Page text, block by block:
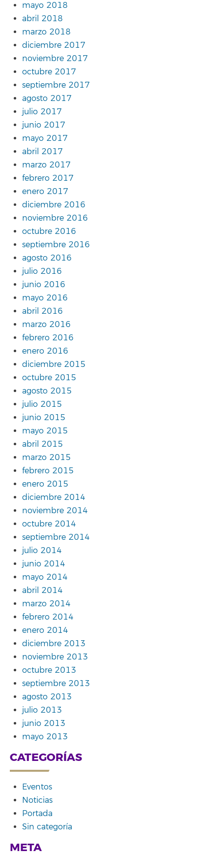
mayo 2018
abril 2018
marzo 2018
diciembre 2017
noviembre 2017
octubre 2017
septiembre 2017
agosto 2017
julio 2017
junio 2017
mayo 2017
abril 2017
marzo 2017
febrero 2017
enero 2017
diciembre 2016
noviembre 2016
octubre 2016
septiembre 2016
agosto 2016
julio 2016
junio 2016
mayo 2016
abril 2016
marzo 2016
febrero 2016
enero 2016
diciembre 2015
octubre 2015
agosto 2015
julio 2015
junio 2015
mayo 2015
abril 2015
marzo 2015
febrero 2015
enero 2015
diciembre 2014
noviembre 2014
octubre 2014
septiembre 2014
julio 2014
junio 2014
mayo 2014
abril 2014
marzo 2014
febrero 2014
enero 2014
diciembre 2013
noviembre 2013
octubre 2013
septiembre 2013
agosto 2013
julio 2013
junio 2013
mayo 2013
CATEGORÍAS
Eventos
Noticias
Portada
Sin categoría
META